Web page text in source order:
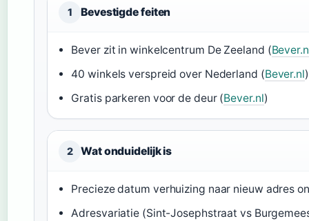
1 Bevestigde feiten
Bever zit in winkelcentrum De Zeeland (
40 winkels verspreid over Nederland (Bever.nl)
Gratis parkeren voor de deur (Bever.nl)
2 Wat onduidelijk is
Precieze datum verhuizing naar nieuw adres
Adresvariatie (Sint-Josephstraat vs